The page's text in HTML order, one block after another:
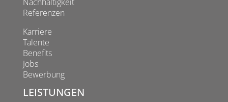
Referenzen
Karriere
Talente
Benefits
Jobs
Bewerbung
LEISTUNGEN